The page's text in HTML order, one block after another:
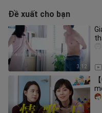
Đề xuất cho bạn
3:12